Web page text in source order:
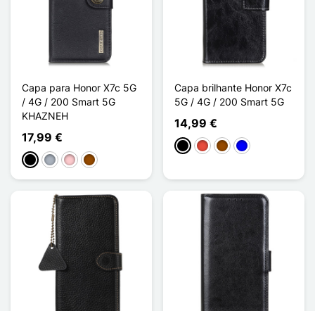
Capa para Honor X7c 5G
/ 4G / 200 Smart 5G
KHAZNEH
17,99 €
PretoCinzento
RosaCastanho
Capa brilhante Honor X7c
5G / 4G / 200 Smart 5G
14,99 €
PretoVermelho
Castanho
Azul